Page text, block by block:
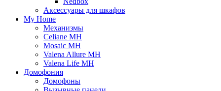
Аксессуары для шкафов
My Home
Механизмы
Celiane MH
Mosaic MH
Valena Allure MH
Valena Life MH
Домофония
Домофоны